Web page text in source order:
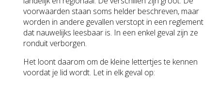
voorwaarden staan soms helder beschreven, maar
worden in andere gevallen verstopt in een reglement
dat nauwelijks leesbaar is. In een enkel geval zijn ze
ronduit verborgen.
Het loont daarom om de kleine lettertjes te kennen
voordat je lid wordt. Let in elk geval op: